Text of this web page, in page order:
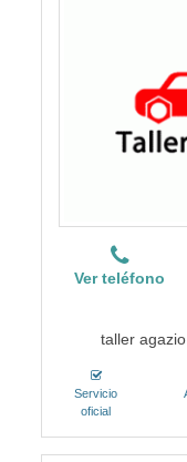
Ver teléfono
taller
Servicio
oficial